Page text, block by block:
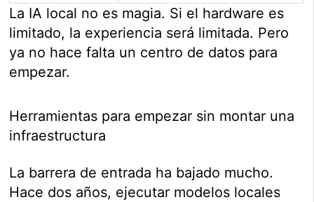
La IA local no es magia. Si el hardware es
limitado, la experiencia será limitada. Pero
ya no hace falta un centro de datos para
empezar.
Herramientas para empezar sin montar una
infraestructura
La barrera de entrada ha bajado mucho.
Hace dos años, ejecutar modelos locales